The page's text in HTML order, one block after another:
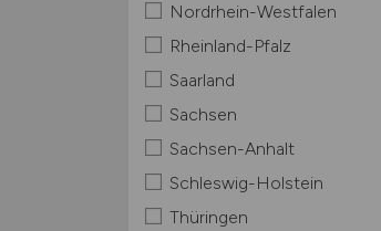
Nordrhein-Westfalen
Rheinland-Pfalz
Saarland
Sachsen
Sachsen-Anhalt
Schleswig-Holstein
Thüringen